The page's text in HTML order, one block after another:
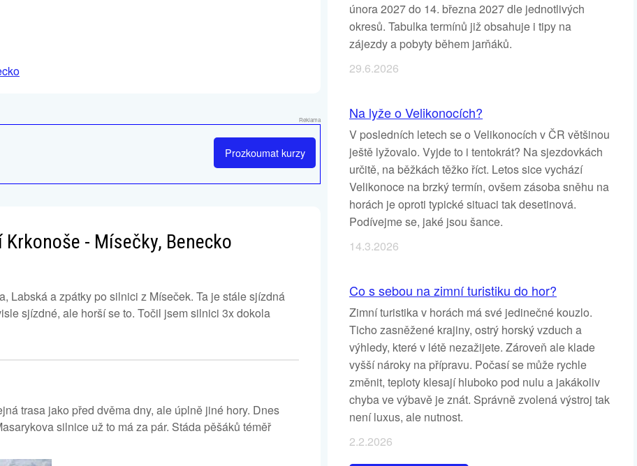
Reklama
Prozkoumatkurzy
- Mísečky, Benecko
Labská a zpátky po silnici z Míseček. Ta je stále sjízdná
sjízdné, ale horší se to. Točil jsem silnici 3x dokola
trasa jako před dvěma dny, ale úplně jiné hory. Dnes
silnice už to má za pár. Stáda pěšáků téměř
února 2027 do 14. března 2027 dle jednotlivých
okresů. Tabulka termínů již obsahuje i tipy na
zájezdy a pobyty během jarňáků.
29.6.2026
Na lyže o Velikonocích?
V posledních letech se o Velikonocích v ČR většinou
ještě lyžovalo. Vyjde to i tentokrát? Na sjezdovkách
určitě, na běžkách těžko říct. Letos sice vychází
Velikonoce na brzký termín, ovšem zásoba sněhu na
horách je oproti typické situaci tak desetinová.
Podívejme se, jaké jsou šance.
14.3.2026
Co s sebou na zimní turistiku do hor?
Zimní turistika v horách má své jedinečné kouzlo.
Ticho zasněžené krajiny, ostrý horský vzduch a
výhledy, které v létě nezažijete. Zároveň ale klade
vyšší nároky na přípravu. Počasí se může rychle
změnit, teploty klesají hluboko pod nulu a jakákoliv
chyba ve výbavě je znát. Správně zvolená výstroj tak
není luxus, ale nutnost.
2.2.2026